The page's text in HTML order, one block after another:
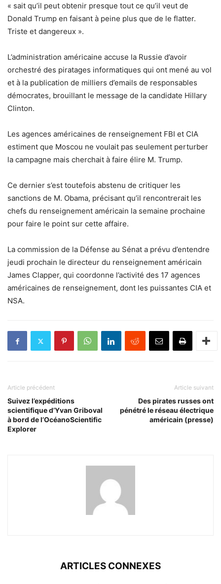
« sait qu’il peut obtenir presque tout ce qu’il veut de
Donald Trump en faisant à peine plus que de le flatter.
Triste et dangereux ».
L’administration américaine accuse la Russie d’avoir
orchestré des piratages informatiques qui ont mené au vol
et à la publication de milliers d’emails de responsables
démocrates, brouillant le message de la candidate Hillary
Clinton.
Les agences américaines de renseignement FBI et CIA
estiment que Moscou ne voulait pas seulement perturber
la campagne mais cherchait à faire élire M. Trump.
Ce dernier s’est toutefois abstenu de critiquer les
sanctions de M. Obama, précisant qu’il rencontrerait les
chefs du renseignement américain la semaine prochaine
pour faire le point sur cette affaire.
La commission de la Défense au Sénat a prévu d’entendre
jeudi prochain le directeur du renseignement américain
James Clapper, qui coordonne l’activité des 17 agences
américaines de renseignement, dont les puissantes CIA et
NSA.
Article précédent
Suivez l’expéditions
scientifique d’Yvan Griboval
à bord de l’OcéanoScientific
Explorer
Article suivant
Des pirates russes ont
pénétré le réseau électrique
américain (presse)
ARTICLES CONNEXES